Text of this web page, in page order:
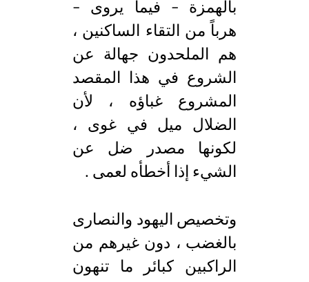
بالهمزة – فيما يروى –
هرباً من التقاء الساكنين ،
هم الملحدون جهالة عن
الشروع في هذا المقصد
المشروع غباؤه ، لأن
الضلال ميل في غوى ،
لكونها مصدر ضل عن
الشيء إذا أخطأه لعمى .
وتخصيص اليهود والنصارى
بالغضب ، دون غيرهم من
الراكبين كبائر ما تنهون